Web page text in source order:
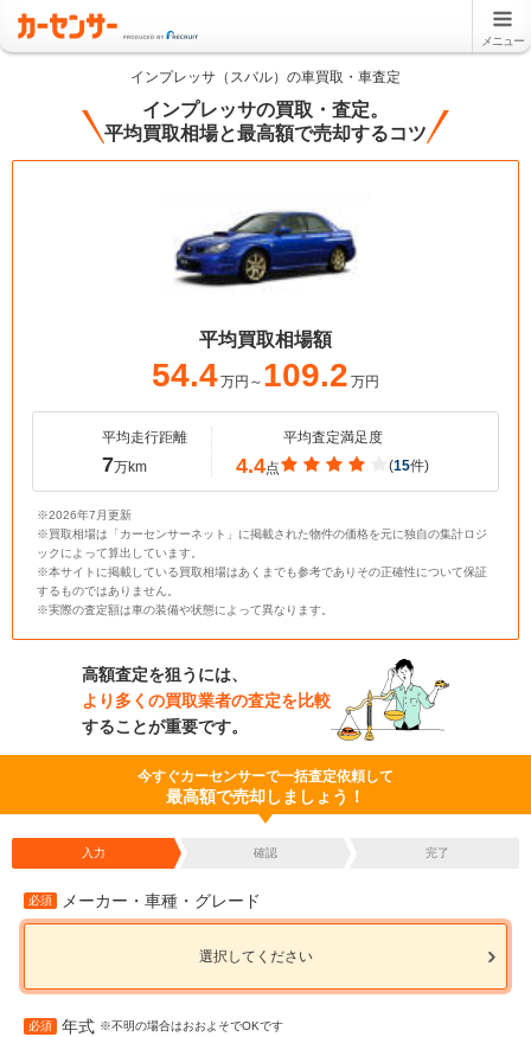
メニュー
インプレッサ（スバル）の車買取・車査定
インプレッサの買取・査定。
平均買取相場と最高額で売却するコツ
平均買取相場額
54.4万円～ 109.2 万円
平均走行距離
7万km
平均査定満足度
4.4点 (15件)
※2026年7月更新
※買取相場は「カーセンサーネット」に掲載された物件の価格を元に独自の集計ロジ
ックによって算出しています。
※本サイトに掲載している買取相場はあくまでも参考でありその正確性について保証
するものではありません。
※実際の査定額は車の装備や状態によって異なります。
高額査定を狙うには、
より多くの買取業者の査定を比較
することが重要です。
今すぐカーセンサーで一括査定依頼して
最高額で売却しましょう！
入力 確認 完了
必須 メーカー・車種・グレード
選択してください
必須 年式 ※不明の場合はおおよそでOKです